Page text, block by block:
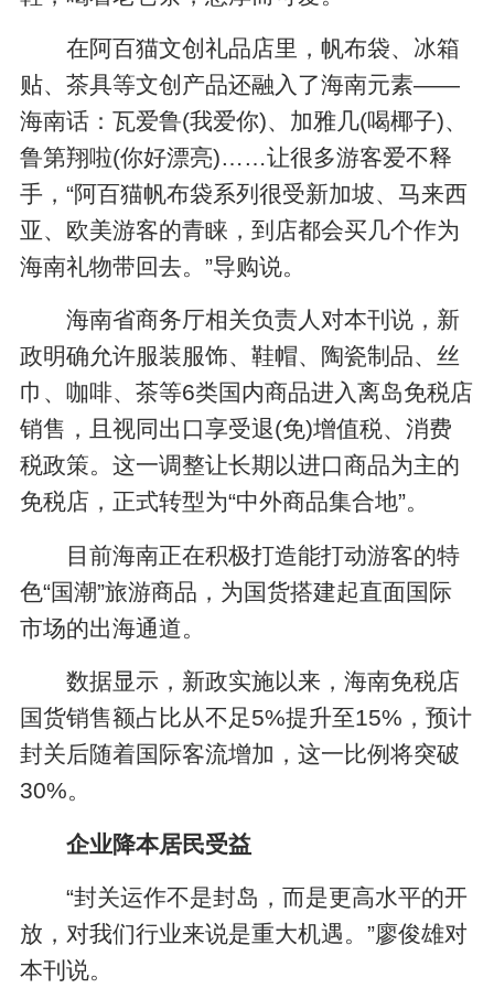
在阿百猫文创礼品店里，帆布袋、冰箱
贴、茶具等文创产品还融入了海南元素——
海南话：瓦爱鲁(我爱你)、加雅几(喝椰子)、
鲁第翔啦(你好漂亮)……让很多游客爱不释
手，“阿百猫帆布袋系列很受新加坡、马来西
亚、欧美游客的青睐，到店都会买几个作为
海南礼物带回去。”导购说。
海南省商务厅相关负责人对本刊说，新
政明确允许服装服饰、鞋帽、陶瓷制品、丝
巾、咖啡、茶等6类国内商品进入离岛免税店
销售，且视同出口享受退(免)增值税、消费
税政策。这一调整让长期以进口商品为主的
免税店，正式转型为“中外商品集合地”。
目前海南正在积极打造能打动游客的特
色“国潮”旅游商品，为国货搭建起直面国际
市场的出海通道。
数据显示，新政实施以来，海南免税店
国货销售额占比从不足5%提升至15%，预计
封关后随着国际客流增加，这一比例将突破
30%。
企业降本居民受益
“封关运作不是封岛，而是更高水平的开
放，对我们行业来说是重大机遇。”廖俊雄对
本刊说。